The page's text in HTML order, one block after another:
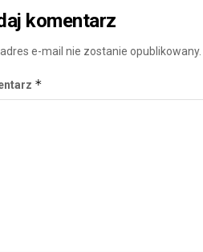
komentarz
e-mail nie zostanie opublikowany.
*